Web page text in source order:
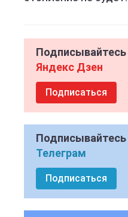
Подписывайтесь
Яндекс Дзен
Подписаться
Подписывайтесь
Телеграм
Подписаться